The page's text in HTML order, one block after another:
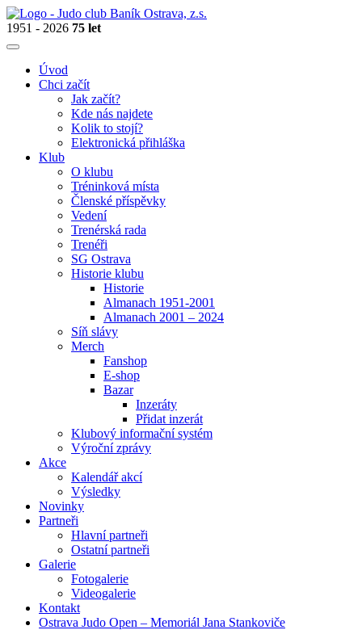
1951 - 2026 75 let
Úvod
Chci začít
Jak začít?
Kde nás najdete
Kolik to stojí?
Elektronická přihláška
Klub
O klubu
Tréninková místa
Členské příspěvky
Vedení
Trenérská rada
Trenéři
SG Ostrava
Historie klubu
Historie
Almanach 1951-2001
Almanach 2001 – 2024
Síň slávy
Merch
Fanshop
E-shop
Bazar
Inzeráty
Přidat inzerát
Klubový informační systém
Výroční zprávy
Akce
Kalendář akcí
Výsledky
Novinky
Partneři
Hlavní partneři
Ostatní partneři
Galerie
Fotogalerie
Videogalerie
Kontakt
Ostrava Judo Open – Memoriál Jana Stankoviče